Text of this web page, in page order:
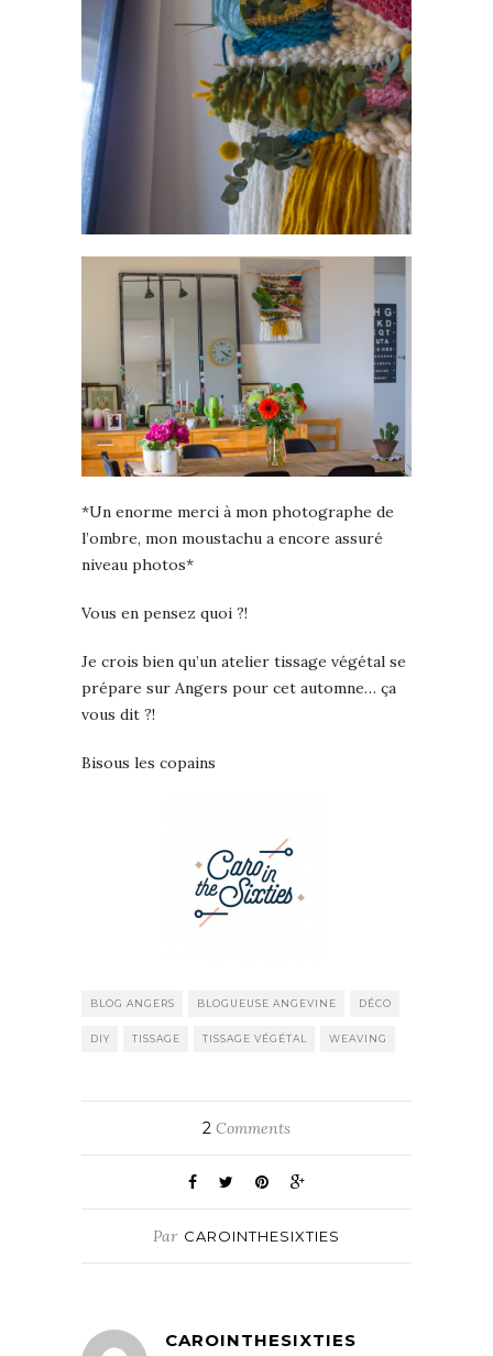
*Un enorme merci à mon photographe de
l’ombre, mon moustachu a encore assuré
niveau photos*
Vous en pensez quoi ?!
Je crois bien qu’un atelier tissage végétal se
prépare sur Angers pour cet automne… ça
vous dit ?!
Bisous les copains
BLOG ANGERS BLOGUEUSE ANGEVINE DÉCO
DIY TISSAGE TISSAGE VÉGÉTAL WEAVING
2 Comments
Par CAROINTHESIXTIES
CAROINTHESIXTIES